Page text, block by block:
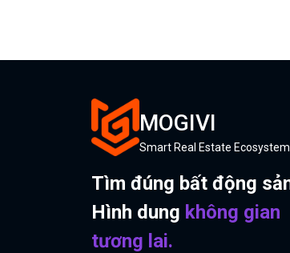
MOGIVI
Smart Real Estate Ecosystem
Tìm đúng bất động
Hình dung không gian
tương lai.